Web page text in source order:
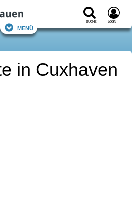
Suche Login
Menü
in Cuxhaven